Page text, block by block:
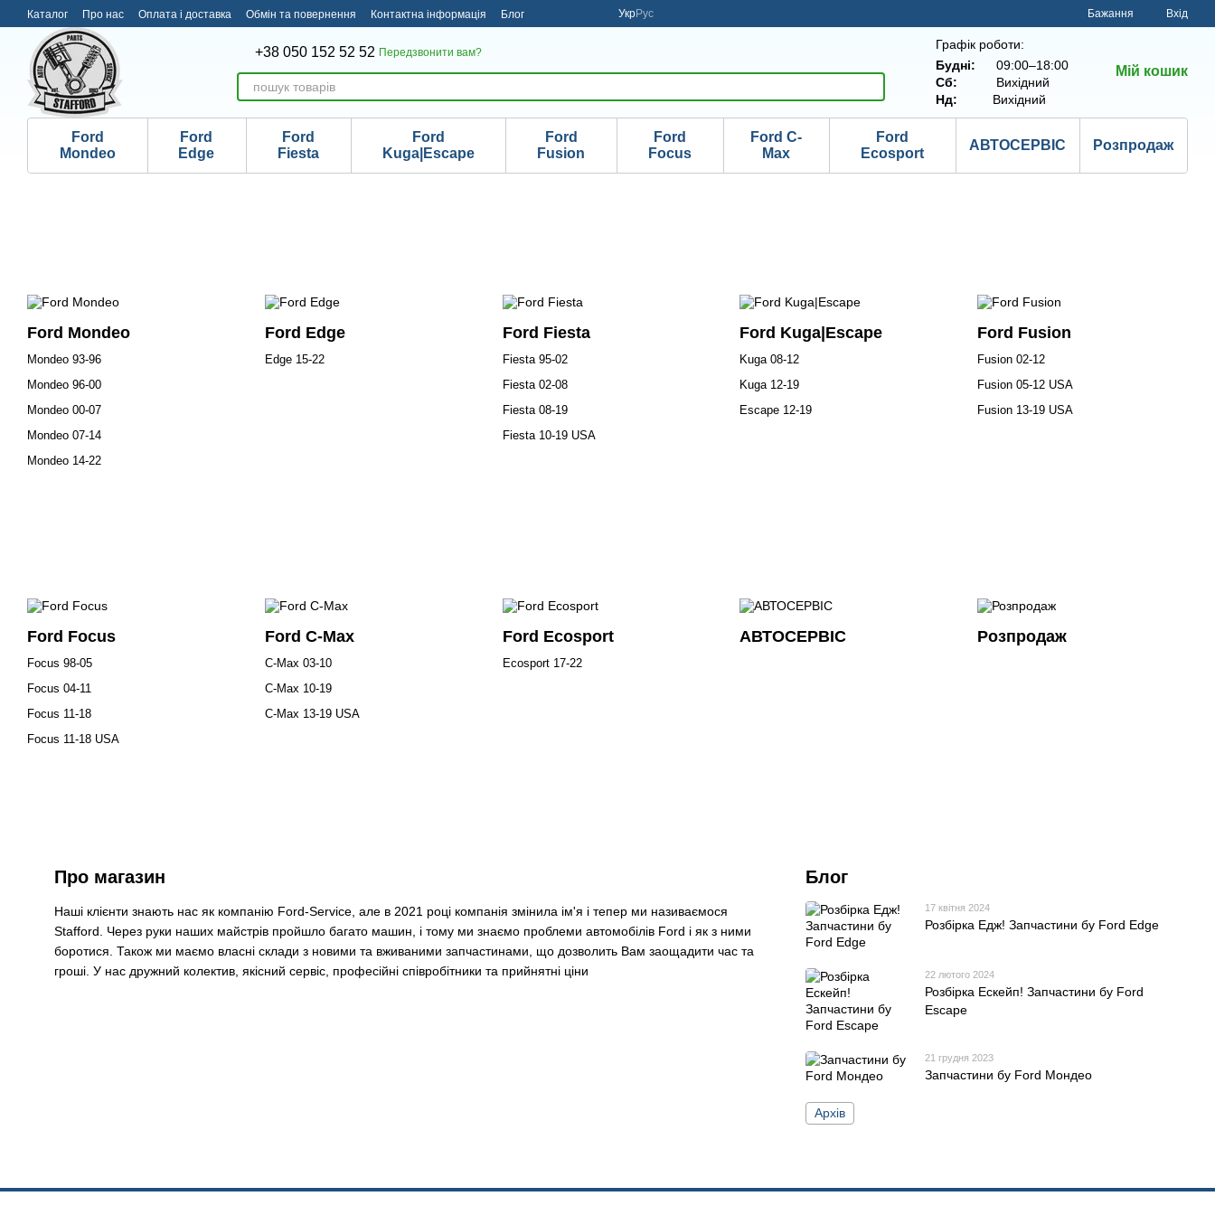
Перейти до основного контенту
Каталог Про нас Оплата і доставка Обмін та повернення Контактна інформація Блог УкрРус Бажання Вхід
+38 050 152 52 52 Передзвонити вам?
Графік роботи:
Будні:
09:00–18:00
Сб:
Вихідний
Нд:
Вихідний
Мій кошик
Ford
Mondeo
Ford
Edge
Ford
Fiesta
Ford
Kuga|Escape
Ford
Fusion
Ford
Focus
Ford C-
Max
Ford
Ecosport
АВТОСЕРВІС Розпродаж
Ford Mondeo
Mondeo 93-96
Mondeo 96-00
Mondeo 00-07
Mondeo 07-14
Mondeo 14-22
Ford Edge
Edge 15-22
Ford Fiesta
Fiesta 95-02
Fiesta 02-08
Fiesta 08-19
Fiesta 10-19 USA
Ford Kuga|Escape
Kuga 08-12
Kuga 12-19
Escape 12-19
Ford Fusion
Fusion 02-12
Fusion 05-12 USA
Fusion 13-19 USA
Ford Focus
Focus 98-05
Focus 04-11
Focus 11-18
Focus 11-18 USA
Ford C-Max
C-Max 03-10
C-Max 10-19
C-Max 13-19 USA
Ford Ecosport
Ecosport 17-22
АВТОСЕРВІС Розпродаж
Про магазин
Наші клієнти знають нас як компанію Ford-Service, але в 2021 році компанія змінила ім'я і тепер ми називаємося
Stafford. Через руки наших майстрів пройшло багато машин, і тому ми знаємо проблеми автомобілів Ford і як з ними
боротися. Також ми маємо власні склади з новими та вживаними запчастинами, що дозволить Вам заощадити час та
гроші. У нас дружний колектив, якісний сервіс, професійні співробітники та прийнятні ціни
Блог
17 квітня 2024
Розбірка Едж! Запчастини бу Ford Edge
22 лютого 2024
Розбірка Ескейп! Запчастини бу Ford
Escape
21 грудня 2023
Запчастини бу Ford Мондео
Архів